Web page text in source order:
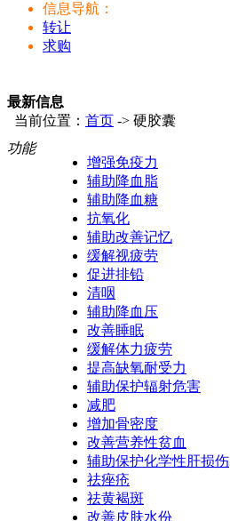
信息导航：
转让
求购
最新信息
当前位置： 首页 -> 硬胶囊
功能
增强免疫力
辅助降血脂
辅助降血糖
抗氧化
辅助改善记忆
缓解视疲劳
促进排铅
清咽
辅助降血压
改善睡眠
缓解体力疲劳
提高缺氧耐受力
辅助保护辐射危害
减肥
增加骨密度
改善营养性贫血
辅助保护化学性肝损伤
祛痤疮
祛黄褐斑
改善皮肤水份